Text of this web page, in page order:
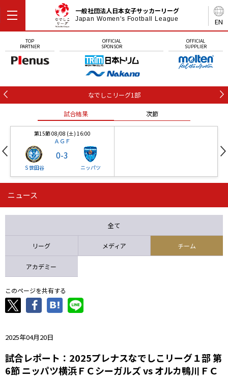
EN
一般社団法人日本女子サッカーリーグ
Japan Women's Football League
TOP
PARTNER
OFFICIAL
SPONSOR
OFFICIAL
SUPPLIER
なでしこリーグ1部
試合結果 次節
第15節 08/08 (土) 16:00
ＡＧＦ
Ｓ世田谷
0-3
ニッパツ
第16節 09/05 (土) 15:00
ニッパツ 石人の星
ニュース
全て
リーグ メディア チーム
アカデミー
このページを共有する
2025年04月20日
試合レポート：2025プレナスなでしこリーグ１部 第
6節 ニッパツ横浜ＦＣシーガルズ vs オルカ鴨川ＦＣ